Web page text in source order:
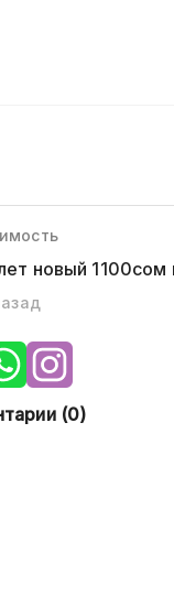
новый 1100сом
(0)